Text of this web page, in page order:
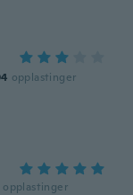
opplastinger
opplastinger